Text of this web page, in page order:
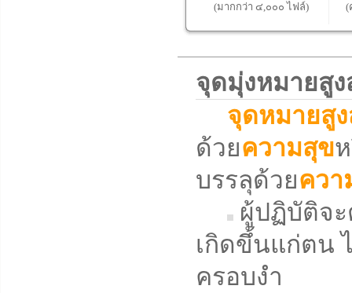
(มากกว่า ๔,๐๐๐ ไฟล์)
(
จุดมุ่งหมายสู
จุดหมายสู
ด้วยความสุข
บรรลุด้วยคว
ผู้ปฏิบัติจะ
เกิดขึ้นแก่ตน
ครอบงำ